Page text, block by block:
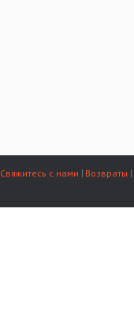
Свяжитесь с нами Возвраты